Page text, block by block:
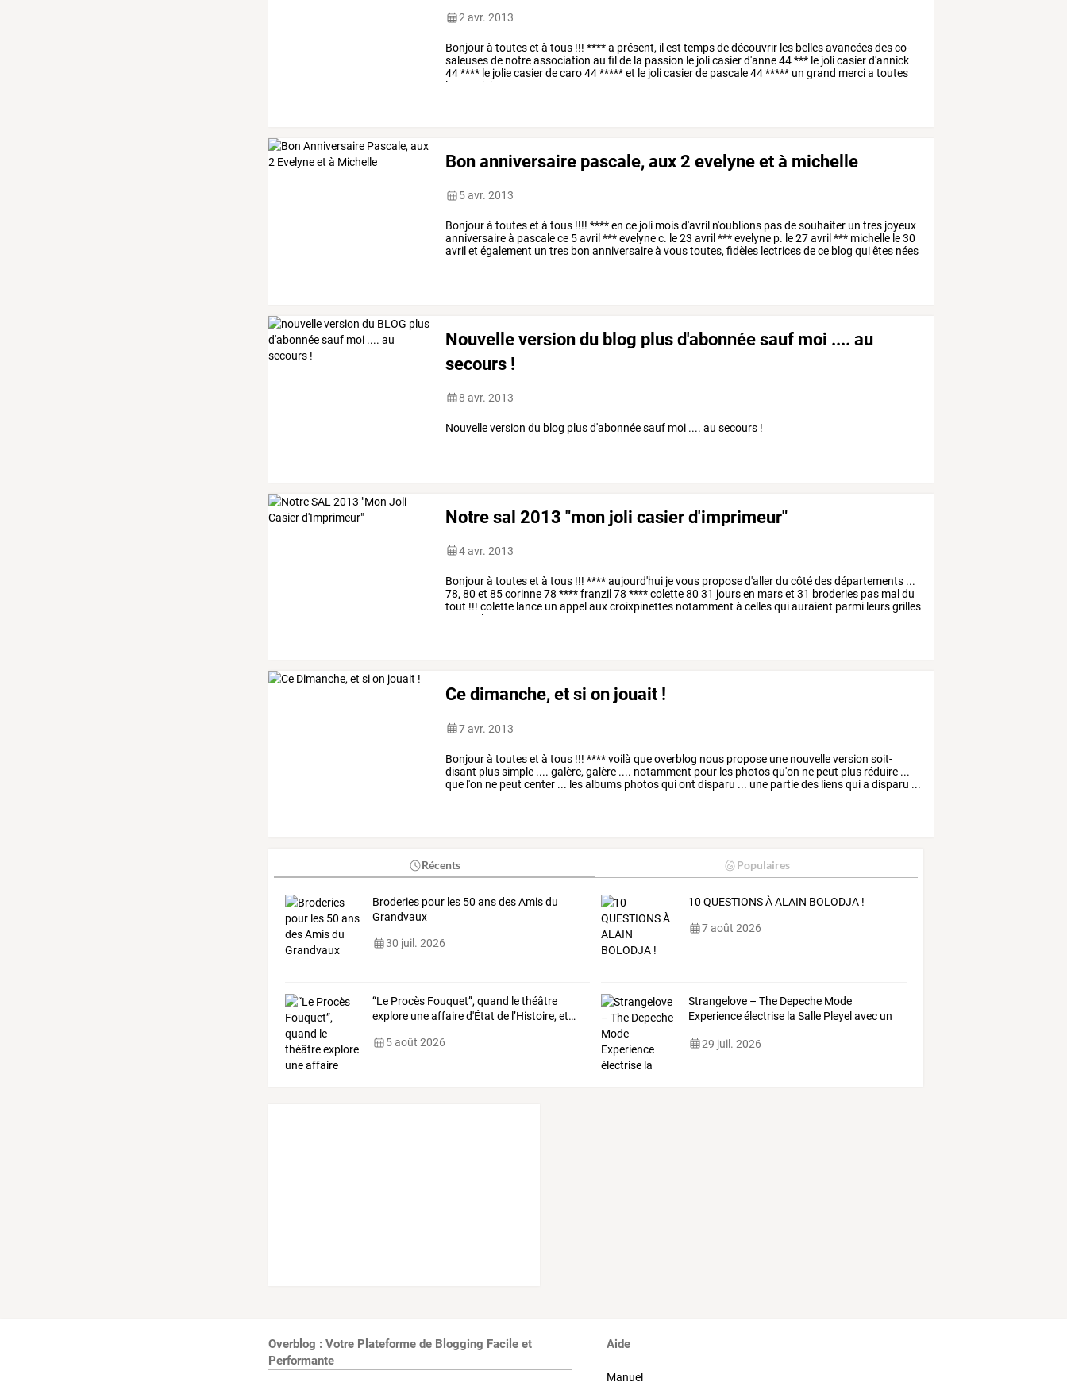
2 avr. 2013
Bonjourà touteset à tous !!! ****a présent, il est tempsdedécouvrir les bellesavancéesdesco-
saleusesde notreassociation au fil de la passion le jolicasierd'anne44*** le jolicasierd'annick
44**** le joliecasierdecaro44*****et le jolicasierde pascale44***** un grand mercia toutes
les
participantes
Bon anniversaire pascale, aux 2 evelyne et à michelle
5 avr. 2013
Bonjourà touteset à tous !!!! ****en ce joli moisd'avril n'oublions pasdesouhaiter un tres joyeux
anniversaireà pascalece 5avril ***evelynec. le23 avril ***evelyne p. le27avril *** michelle le30
avril et également un tres bon anniversaireà voustoutes, fidèles lectricesdece blog quiêtes nées
Nouvelle version du blog plus d'abonnée sauf moi .... au
secours !
8 avr. 2013
Nouvelle version du blog plus d'abonnée sauf moi .... au secours !
Notre sal 2013 "mon joli casier d'imprimeur"
4 avr. 2013
Bonjourà touteset à tous !!! ****aujourd'hui jevous proposed'allerdu côtédesdépartements ...
78, 80 et 85corinne78 ****franzil 78 ****colette80 31 joursen marset 31 broderies pas mal du
tout !!! colette lance un appel auxcroixpinettes notamment à cellesquiauraient parmi leursgrilles
la
Ce dimanche, et si on jouait !
7 avr. 2013
Bonjourà touteset à tous !!! ****voilà queoverblog nous propose une nouvelleversion soit-
disant plussimple .... galère, galère .... notamment pour les photosqu'on ne peut plus réduire ...
que l'on ne peut center ... lesalbums photosquiont disparu ... une partiedes liensquia disparu ...
Récents Populaires
Broderies pour les 50 ans des Amis du
Grandvaux
30 juil. 2026
10 QUESTIONS À ALAIN BOLODJA !
7 août 2026
“LeProcèsFouquet”,quand lethéâtre
exploreuneaffaired'État del’Histoire,et…
5 août 2026
Strangelove – The Depeche Mode
Experienceélectrise la Salle Pleyel avec un
29 juil. 2026
Overblog : Votre Plateforme de Blogging Facile et
Performante
Aide
Manuel